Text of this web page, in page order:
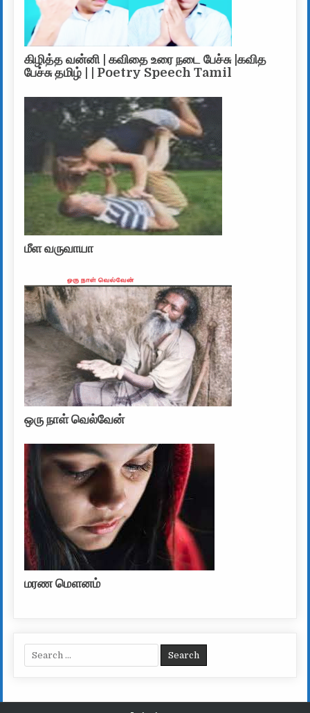
கிழித்த வன்னி | கவிதை உரை நடை பேச்சு |கவித
பேச்சு தமிழ் | | Poetry Speech Tamil
மீள வருவாயா
ஒரு நாள் வெல்வேன்
மரண மௌனம்
Search for: